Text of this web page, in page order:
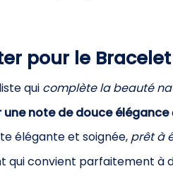
pour le
qui complète la beauté
une note de douce élégance
élégante et soignée, prêt à
qui convient parfaitement à